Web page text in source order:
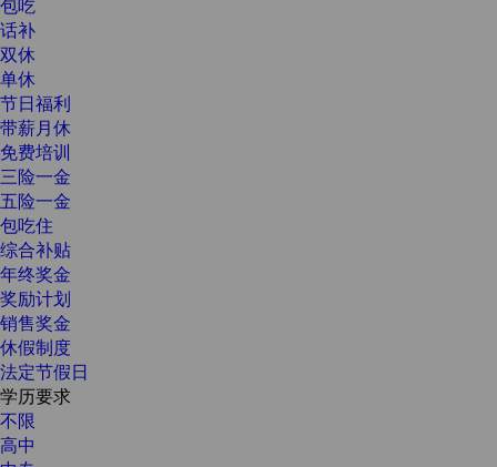
包吃
话补
双休
单休
节日福利
带薪月休
免费培训
三险一金
五险一金
包吃住
综合补贴
年终奖金
奖励计划
销售奖金
休假制度
法定节假日
学历要求
不限
高中